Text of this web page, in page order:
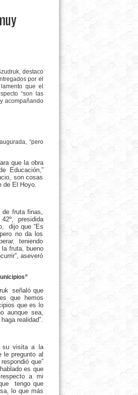
destaco
por el
que el
“son las
acompañando
“pero
que la obra
Educación,”
son cosas
de El Hoyo.
fruta finas,
presidida
dijo que “Es
no da los
teniendo
fruta, bueno
aseveró
señaló que
que hemos
que es lo
aunque sea,
realidad”.
su visita a la
le pregunto al
que”
es que
a mi
tengo que
lo que más